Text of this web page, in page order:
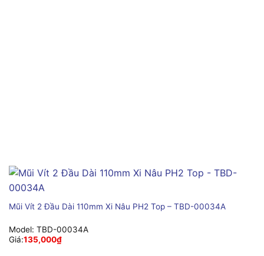
Mũi Vít 2 Đầu Dài 110mm Xi Nâu PH2 Top – TBD-00034A
Model: TBD-00034A
Giá:135,000₫